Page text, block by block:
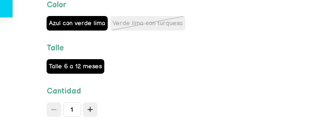
Color
Azul con verde lima Verde lima con turquesa
Talle
Talle 6 a 12 meses
Cantidad
1